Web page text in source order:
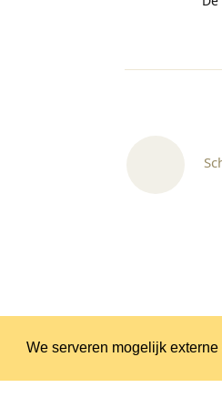
We serveren mogelijk